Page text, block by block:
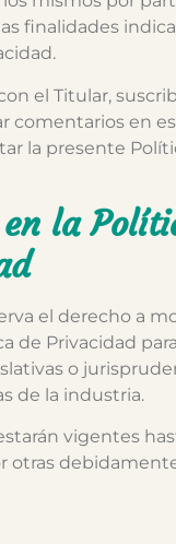
finalidades
el Titular,
comentarios en
la presente
en la
el derecho a
de Privacidad
o
de la industria.
vigentes
otras